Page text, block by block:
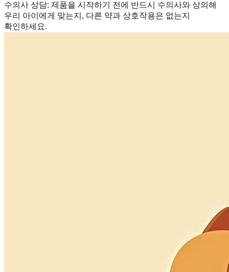
수의사 상담: 제품을 시작하기 전에 반드시 수의사와 상의해
우리 아이에게 맞는지, 다른 약과 상호작용은 없는지
확인하세요.